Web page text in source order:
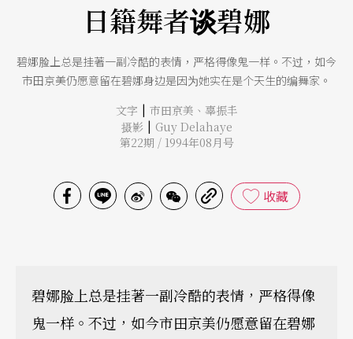
日籍舞者谈碧娜
碧娜脸上总是挂著一副冷酷的表情，严格得像鬼一样。不过，如今
市田京美仍愿意留在碧娜身边是因为她实在是个天生的编舞家。
文字 | 市田京美 、 辜振丰
摄影 | Guy Delahaye
第22期 / 1994年08月号
收藏
碧娜脸上总是挂著一副冷酷的表情，严格得像
鬼一样。不过，如今市田京美仍愿意留在碧娜